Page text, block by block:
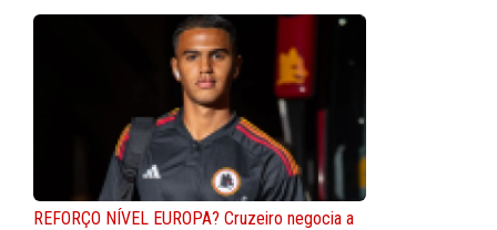
REFORÇO NÍVEL EUROPA? Cruzeiro negocia a